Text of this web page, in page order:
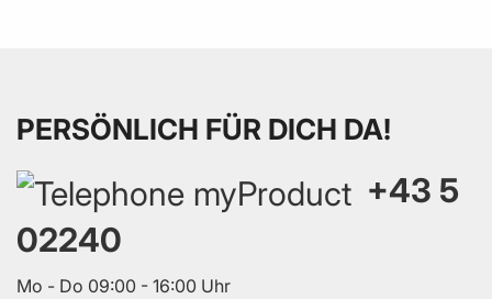
PERSÖNLICH FÜR DICH DA!
+43 5
02240
Mo - Do 09:00 - 16:00 Uhr